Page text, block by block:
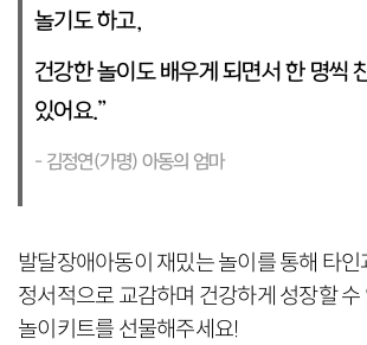
놀기도 하고,
건강한 놀이도 배우게 되면서 한 명씩
있어요.”
- 김정연(가명) 아동의 엄마
발달장애아동이 재밌는 놀이를 통해 타
정서적으로 교감하며 건강하게 성장할 수
놀이키트를 선물해주세요!